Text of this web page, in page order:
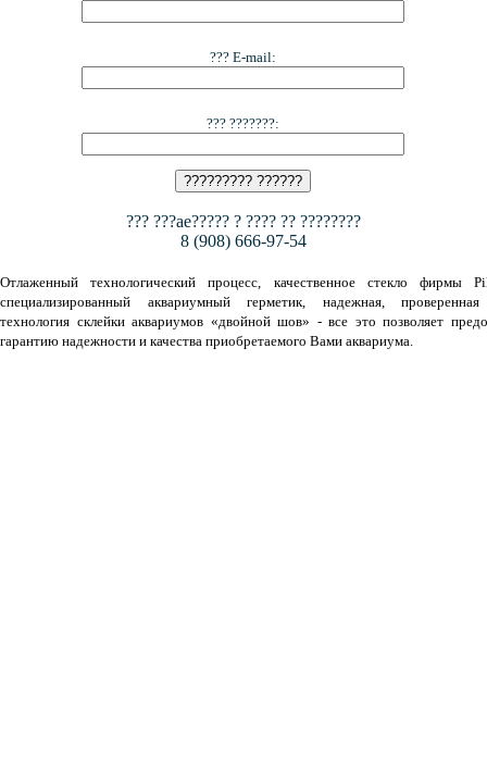
??? E-mail:
??? ???????:
??? ???ae????? ? ???? ?? ????????
8 (908) 666-97-54
Отлаженный технологический процесс, качественное стекло фирмы
специализированный аквариумный герметик, надежная,
технология склейки аквариумов «двойной шов» - все это позволяет
гарантию надежности и качества приобретаемого Вами аквариума.